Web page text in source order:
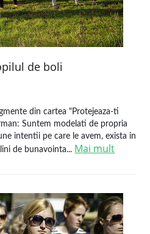
de boli
din cartea "Protejeaza-ti
Suntem modelati de propria
intentii pe care le avem, exista in
de bunavointa... Mai mult